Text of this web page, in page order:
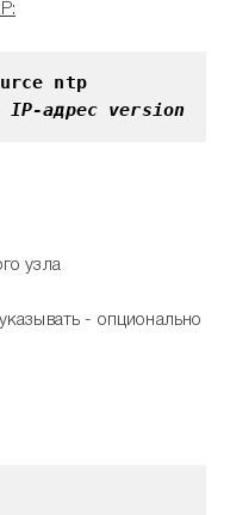
ntp
IP-адрес version
узла
- опционально